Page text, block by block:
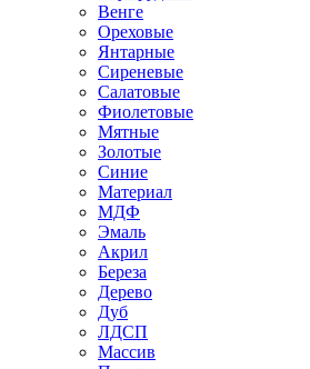
Венге
Ореховые
Янтарные
Сиреневые
Салатовые
Фиолетовые
Мятные
Золотые
Синие
Материал
МДФ
Эмаль
Акрил
Береза
Дерево
Дуб
ЛДСП
Массив